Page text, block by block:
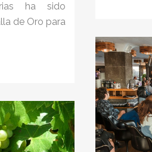
ha sido
de Oro para